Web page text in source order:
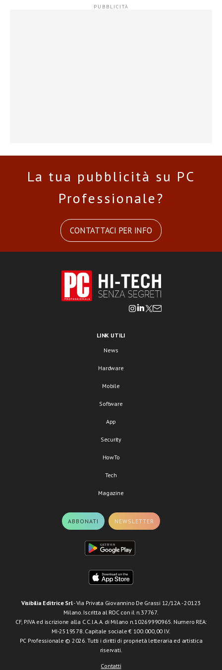
La tua pubblicità su PC
Professionale?
CONTATTACI PER INFO
LINK UTILI
News
Hardware
Mobile
Software
App
Security
HowTo
Tech
Magazine
ABBONATI NEWSLETTER
Visibilia Editrice Srl- Via Privata Giovannino De Grassi 12/12A - 20123
Milano. Iscritta al ROC con il n.37767.
CF, P.IVA ed iscrizione alla C.C.I.A.A. di Milano n.10269990965. Numero REA:
MI-2519578. Capitale sociale € 100.000,00 I.V.
PC Professionale © 2026. Tutti i diritti di proprietà letteraria ed artistica
riservati.
Contatti